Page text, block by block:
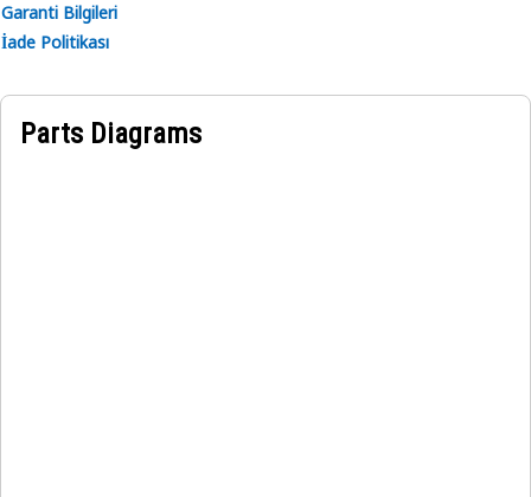
Garanti Bilgileri
İade Politikası
Parts Diagrams